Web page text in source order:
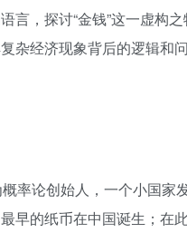
，探讨“金钱”这一虚构
杂经济现象背后的逻辑和问
率论创始人，一个小国
早的纸币在中国诞生；在